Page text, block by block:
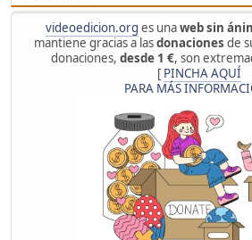
videoedicion.org es unaweb sin
mantiene gracias a lasdonaciones de
donaciones, desde 1 €, son
[ PINCHA AQUÍ
PARA MÁS